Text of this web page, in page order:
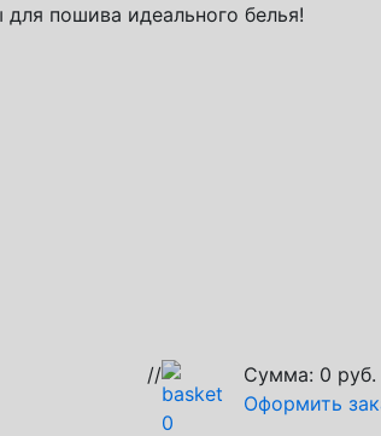
пошива идеального белья!
//
0
Сумма: 0 руб.
Оформить